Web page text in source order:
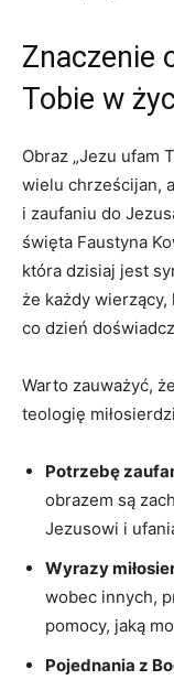
Znaczenie
Tobie ⁤w⁢
Obraz​ „Jezu ufam
⁢wielu chrześcijan,
i zaufaniu do⁣
święta Faustyna
która⁢ dzisiaj‌ jest
że każdy
co dzień
Warto zauważyć,
teologię
Potrzebę⁤
obrazem ⁤są
Jezusowi i
Wyrazy
wobec innych,
pomocy, jaką
Pojednania ‍z